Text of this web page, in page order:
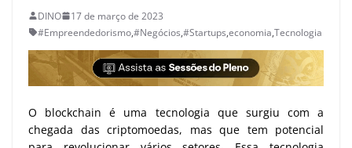
DINO
17 de março de 2023
#Empreendedorismo,#Negócios,#Startups,economia,Tecnologia
O blockchain é uma tecnologia que surgiu com a
chegada das criptomoedas, mas que tem potencial